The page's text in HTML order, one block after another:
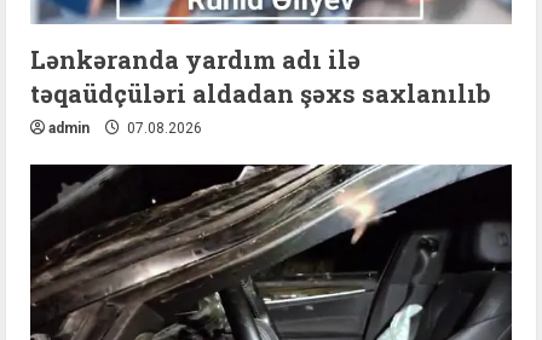
Lənkəranda yardım adı ilə
təqaüdçüləri aldadan şəxs saxlanılıb
admin 07.08.2026